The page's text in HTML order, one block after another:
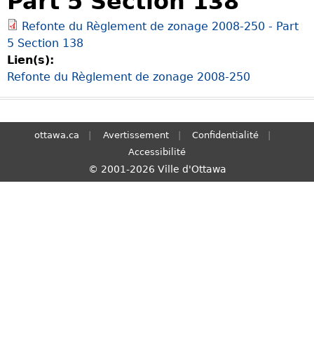
r
S
e
a
r
Refonte du Règlement de zonage 2008-250 - Part
5 Section 138
Lien(s):
Refonte du Règlement de zonage 2008-250
ottawa.ca Avertissement
Confidentialité
Accessibilité
© 2001-2026 Ville d'Ottawa